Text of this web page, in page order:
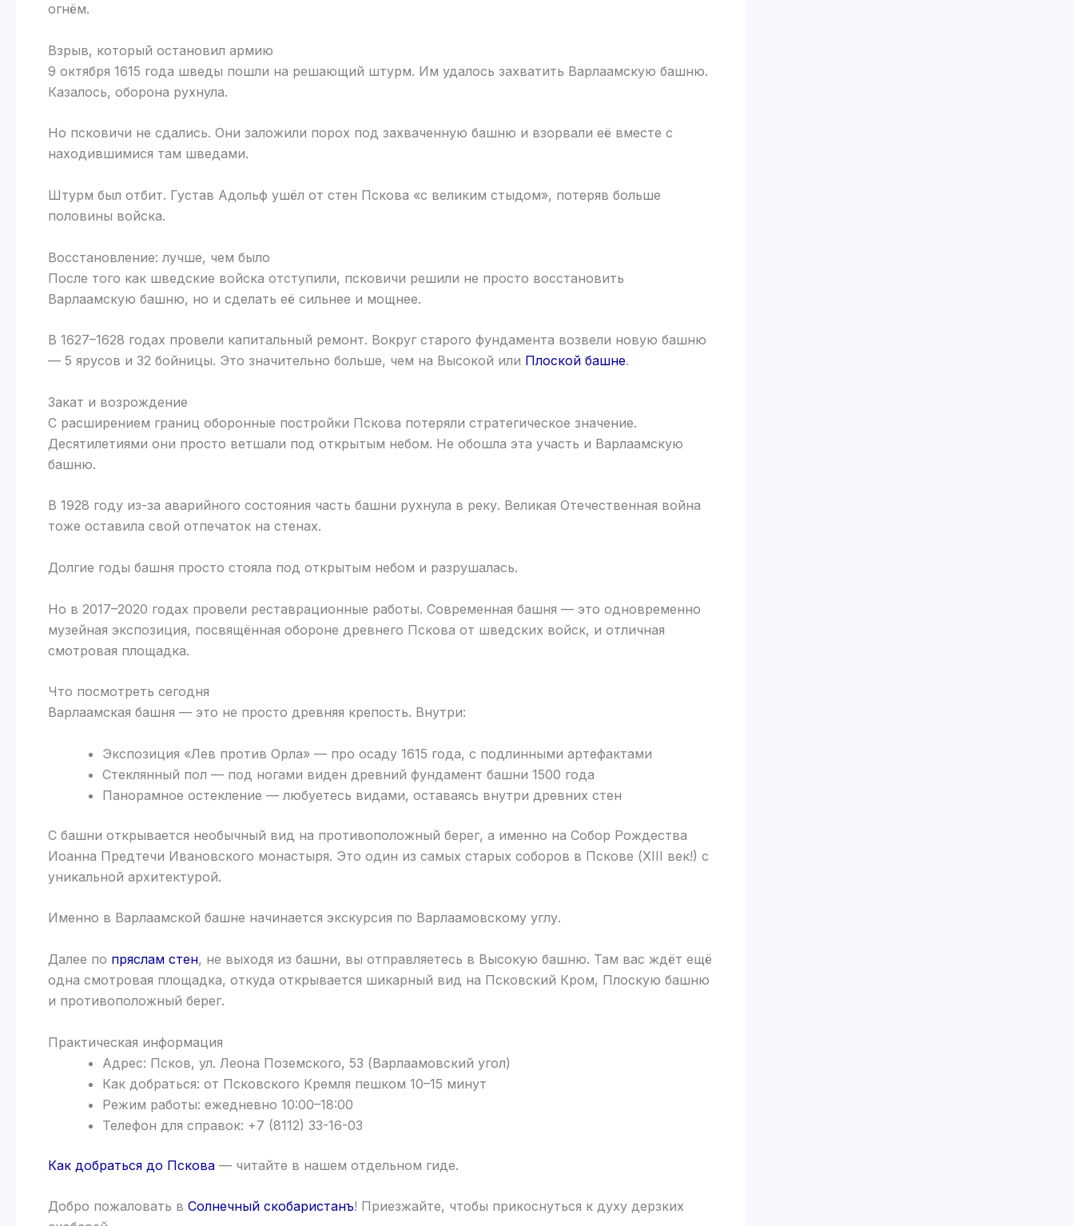
огнём.
Взрыв, который остановил армию
9 октября 1615 года шведы пошли на решающий штурм. Им удалось захватить Варлаамскую башню.
Казалось, оборона рухнула.
Но псковичи не сдались. Они заложили порох под захваченную башню и взорвали её вместе с
находившимися там шведами.
Штурм был отбит. Густав Адольф ушёл от стен Пскова «с великим стыдом», потеряв больше
половины войска.
Восстановление: лучше, чем было
После того как шведские войска отступили, псковичи решили не просто восстановить
Варлаамскую башню, но и сделать её сильнее и мощнее.
В 1627–1628 годах провели капитальный ремонт. Вокруг старого фундамента возвели новую башню
— 5 ярусов и 32 бойницы. Это значительно больше, чем на Высокой или Плоской башне.
Закат и возрождение
С расширением границ оборонные постройки Пскова потеряли стратегическое значение.
Десятилетиями они просто ветшали под открытым небом. Не обошла эта участь и Варлаамскую
башню.
В 1928 году из-за аварийного состояния часть башни рухнула в реку. Великая Отечественная война
тоже оставила свой отпечаток на стенах.
Долгие годы башня просто стояла под открытым небом и разрушалась.
Но в 2017–2020 годах провели реставрационные работы. Современная башня — это одновременно
музейная экспозиция, посвящённая обороне древнего Пскова от шведских войск, и отличная
смотровая площадка.
Что посмотреть сегодня
Варлаамская башня — это не просто древняя крепость. Внутри:
Экспозиция «Лев против Орла» — про осаду 1615 года, с подлинными артефактами
Стеклянный пол — под ногами виден древний фундамент башни 1500 года
Панорамное остекление — любуетесь видами, оставаясь внутри древних стен
С башни открывается необычный вид на противоположный берег, а именно на Собор Рождества
Иоанна Предтечи Ивановского монастыря. Это один из самых старых соборов в Пскове (XIII век!) с
уникальной архитектурой.
Именно в Варлаамской башне начинается экскурсия по Варлаамовскому углу.
Далее по пряслам стен, не выходя из башни, вы отправляетесь в Высокую башню. Там вас ждёт ещё
одна смотровая площадка, откуда открывается шикарный вид на Псковский Кром, Плоскую башню
и противоположный берег.
Практическая информация
Адрес: Псков, ул. Леона Поземского, 53 (Варлаамовский угол)
Как добраться: от Псковского Кремля пешком 10–15 минут
Режим работы: ежедневно 10:00–18:00
Телефон для справок: +7 (8112) 33-16-03
Как добраться до Пскова — читайте в нашем отдельном гиде.
Добро пожаловать в Солнечный скобаристанъ! Приезжайте, чтобы прикоснуться к духу дерзких